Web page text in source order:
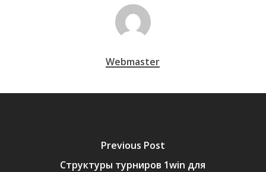
Webmaster
Previous Post
Структуры турниров 1win для